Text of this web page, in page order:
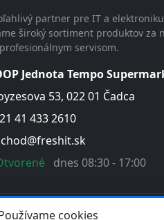
partner pre IT a
široký sortiment produktov za
servisom.
Jednota Tempo
53, 022 01 Čadca
41 433 2610
dnes 08:30 - 17:00
cookies